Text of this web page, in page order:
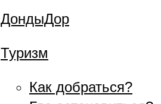
ДондыДор
Туризм
Как добраться?